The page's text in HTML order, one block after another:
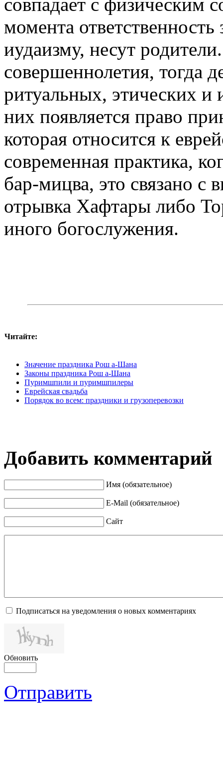
совпадает с физическим
момента ответственность
иудаизму, несут
совершеннолетия, тогда
ритуальных, этических
них появляется право
которая относится к
современная практика,
бар-мицва, это связано с
отрывка Хафтары либо
иного богослужения.
Читайте:
Значение праздника Рош а-Шана
Законы праздника Рош а-Шана
Пуримшпили и пуримшпилеры
Еврейская свадьба
Порядок во всем: праздники и грузоперевозки
Добавить комментарий
Имя (обязательное)
E-Mail (обязательное)
Сайт
Подписаться на уведомления о новых комментариях
Обновить
Отправить